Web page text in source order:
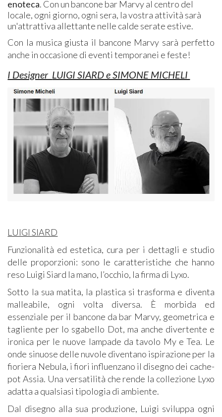
enoteca. Con un bancone bar Marvy al centro del
locale, ogni giorno, ogni sera, la vostra attività sarà
un'attrattiva allettante nelle calde serate estive.
Con la musica giusta il bancone Marvy sarà perfetto
anche in occasione di eventi temporanei e feste!
I Designer LUIGI SIARD e SIMON​E MICHELI
LUIGI SIARD
Funzionalità ed estetica, cura per i dettagli e studio
delle proporzioni: sono le caratteristiche che hanno
reso Luigi Siard la mano, l’occhio, la firma di Lyxo.
Sotto la sua matita, la plastica si trasforma e diventa
malleabile, ogni volta diversa. È morbida ed
essenziale per il bancone da bar Marvy, geometrica e
tagliente per lo sgabello Dot, ma anche divertente e
ironica per le nuove lampade da tavolo My e Tea. Le
onde sinuose delle nuvole diventano ispirazione per la
fioriera Nebula, i fiori influenzano il disegno dei cache-
pot Assia. Una versatilità che rende la collezione Lyxo
adatta a qualsiasi tipologia di ambiente.
Dal disegno alla sua produzione, Luigi sviluppa ogni